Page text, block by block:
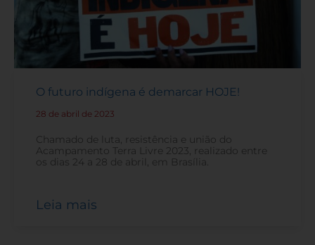
O futuro indígena é demarcar HOJE!
28 de abril de 2023
Chamado de luta, resistência e união do
Acampamento Terra Livre 2023, realizado entre
os dias 24 a 28 de abril, em Brasília.
Leia mais